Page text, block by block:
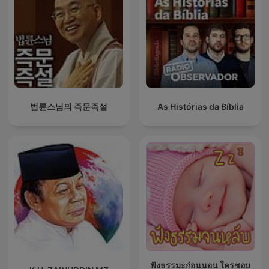
법륜스님의 즉문즉설 As Histórias da Bíblia
ฟังธรรมะก่อนนอน ใครชอบ